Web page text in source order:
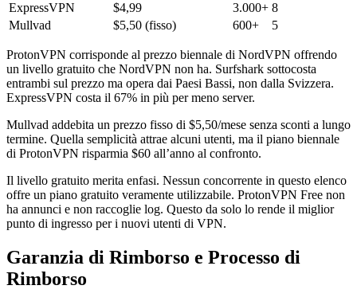
ExpressVPN
$4,99 3.000+ 8
Mullvad
$5,50 (fisso) 600+ 5
ProtonVPN corrisponde al prezzo biennale di NordVPN offrendo
un livello gratuito che NordVPN non ha. Surfshark sottocosta
entrambi sul prezzo ma opera dai Paesi Bassi, non dalla Svizzera.
ExpressVPN costa il 67% in più per meno server.
Mullvad addebita un prezzo fisso di $5,50/mese senza sconti a lungo
termine. Quella semplicità attrae alcuni utenti, ma il piano biennale
di ProtonVPN risparmia $60 all’anno al confronto.
Il livello gratuito merita enfasi. Nessun concorrente in questo elenco
offre un piano gratuito veramente utilizzabile. ProtonVPN Free non
ha annunci e non raccoglie log. Questo da solo lo rende il miglior
punto di ingresso per i nuovi utenti di VPN.
Garanzia di Rimborso e Processo di
Rimborso